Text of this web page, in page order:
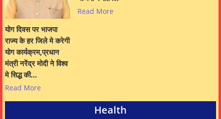
योग दिवस पर भाजपा
राज्य के हर जिले मे करेगी
योग कार्यक्रम,प्रधान
मंत्री नरेंद्र मोदी ने विश्व
मे सिद्ध की…
Read More
Read More
Health